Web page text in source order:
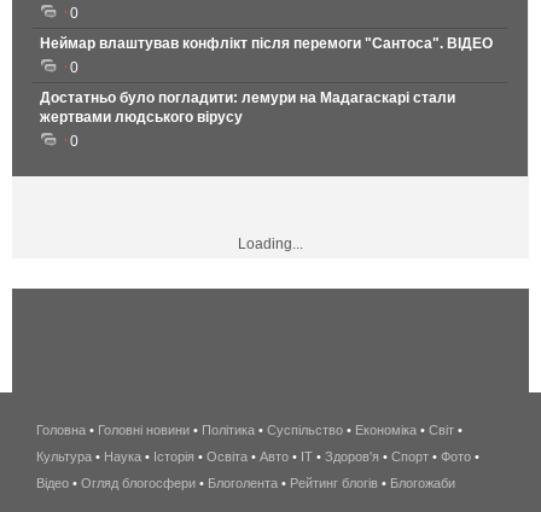
0
Неймар влаштував конфлікт після перемоги "Сантоса". ВІДЕО
0
Достатньо було погладити: лемури на Мадагаскарі стали
жертвами людського вірусу
0
Loading...
беспроводной
интернет
киев
Головна • Головні новини • Політика • Суспільство • Економіка • Світ •
Культура • Наука • Історія • Освіта • Авто • IT • Здоров'я • Спорт • Фото •
Відео • Огляд блогосфери • Блоголента • Рейтинг блогів • Блогожаби